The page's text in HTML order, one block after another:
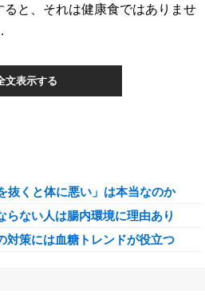
と、それは健康食ではありませ
文表示する
抜くと体に悪い」は本当なのか
らない人は腸内環境に理由あり
対策には血糖トレンドが役立つ